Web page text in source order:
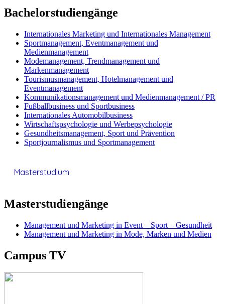
Bachelorstudiengänge
Internationales Marketing und Internationales Management
Sportmanagement, Eventmanagement und
Medienmanagement
Modemanagement, Trendmanagement und
Markenmanagement
Tourismusmanagement, Hotelmanagement und
Eventmanagement
Kommunikationsmanagement und Medienmanagement / PR
Fußballbusiness und Sportbusiness
Internationales Automobilbusiness
Wirtschaftspsychologie und Werbepsychologie
Gesundheitsmanagement, Sport und Prävention
Sportjournalismus und Sportmanagement
Masterstudium
Masterstudiengänge
Management und Marketing in Event – Sport – Gesundheit
Management und Marketing in Mode, Marken und Medien
Campus TV